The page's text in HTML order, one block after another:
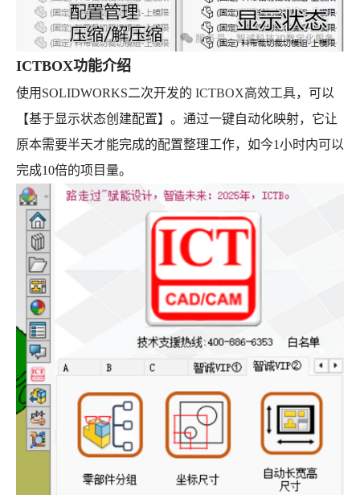
ICTBOX功能介绍
使用SOLIDWORKS二次开发的 ICTBOX高效工具，可以
【基于显示状态创建配置】。通过一键自动化映射，它让
原本需要半天才能完成的配置整理工作，如今1小时内可以
完成10倍的项目量。